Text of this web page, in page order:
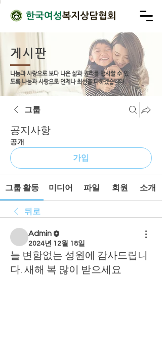
게시판
나눔과 사랑으로 보다 나은 삶과 권리를 행사할 수 있
도록 나눔과 사랑으로 언제나 최선을 다하겠습니다.
그룹
공지사항
공개
가입
그룹 활동 미디어 파일 회원 소개
뒤로
Admin
2024년 12월 18일
늘 변함없는 성원에 감사드립니
다. 새해 복 많이 받으세요